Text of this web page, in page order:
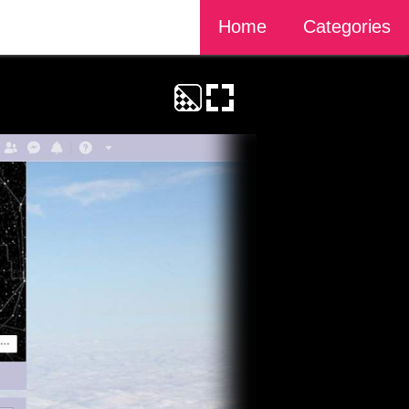
Home Categories